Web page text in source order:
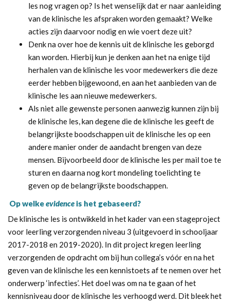
les nog vragen op? Is het wenselijk dat er naar aanleiding
van de klinische les afspraken worden gemaakt? Welke
acties zijn daarvoor nodig en wie voert deze uit?
Denk na over hoe de kennis uit de klinische les geborgd
kan worden. Hierbij kun je denken aan het na enige tijd
herhalen van de klinische les voor medewerkers die deze
eerder hebben bijgewoond, en aan het aanbieden van de
klinische les aan nieuwe medewerkers.
Als niet alle gewenste personen aanwezig kunnen zijn bij
de klinische les, kan degene die de klinische les geeft de
belangrijkste boodschappen uit de klinische les op een
andere manier onder de aandacht brengen van deze
mensen. Bijvoorbeeld door de klinische les per mail toe te
sturen en daarna nog kort mondeling toelichting te
geven op de belangrijkste boodschappen.
Op welkeevidence is het gebaseerd?
De klinische les is ontwikkeld in het kader van een stageproject
voor leerling verzorgenden niveau 3 (uitgevoerd in schooljaar
2017-2018 en 2019-2020). In dit project kregen leerling
verzorgenden de opdracht om bij hun collega’s vóór en na het
geven van de klinische les een kennistoets af te nemen over het
onderwerp ‘infecties’. Het doel was om na te gaan of het
kennisniveau door de klinische les verhoogd werd. Dit bleek het